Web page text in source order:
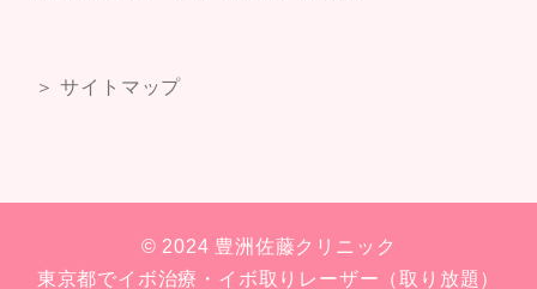
＞ サイトマップ
© 2024 豊洲佐藤クリニック
東京都でイボ治療・イボ取りレーザー（取り放題）